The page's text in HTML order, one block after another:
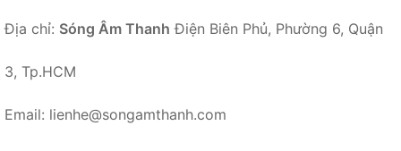
Địa chỉ: Sóng Âm Thanh Điện Biên Phủ, Phường 6, Quận
3, Tp.HCM
Email: lienhe@songamthanh.com